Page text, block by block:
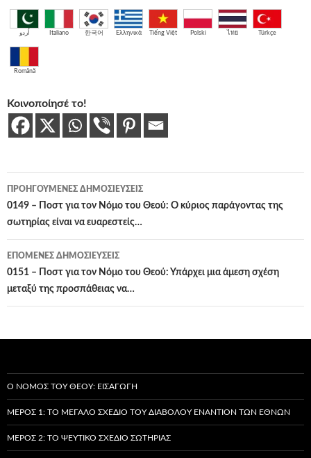
اُردو Italiano 한국어 Ελληνικά Tiếng Việt Polski ไทย Türkçe
Română
Κοινοποίησέ το!
Πλοήγηση
άρθρων
ΠΡΟΗΓΟΎΜΕΝΕΣ ΔΗΜΟΣΙΕΎΣΕΙΣ
0149 – Ποστ για τον Νόμο του Θεού: Ο κύριος παράγοντας της
σωτηρίας είναι να ευαρεστείς…
ΕΠΌΜΕΝΕΣ ΔΗΜΟΣΙΕΎΣΕΙΣ
0151 – Ποστ για τον Νόμο του Θεού: Υπάρχει μια άμεση σχέση
μεταξύ της προσπάθειας να…
Ο ΝΌΜΟΣ ΤΟΥ ΘΕΟΎ: ΕΙΣΑΓΩΓΉ
ΜΈΡΟΣ 1: ΤΟ ΜΕΓΆΛΟ ΣΧΈΔΙΟ ΤΟΥ ΔΙΑΒΌΛΟΥ ΕΝΑΝΤΊΟΝ ΤΩΝ ΕΘΝΏΝ
ΜΈΡΟΣ 2: ΤΟ ΨΕΎΤΙΚΟ ΣΧΈΔΙΟ ΣΩΤΗΡΊΑΣ